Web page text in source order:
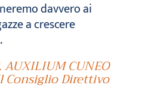
davvero ai
a crescere
AUXILIUM CUNEO
Consiglio Direttivo